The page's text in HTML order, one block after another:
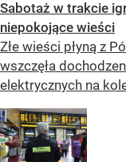
Sabotaż w trakcie
niepokojące wieści
Złe wieści płyną z
wszczęła
elektrycznych na